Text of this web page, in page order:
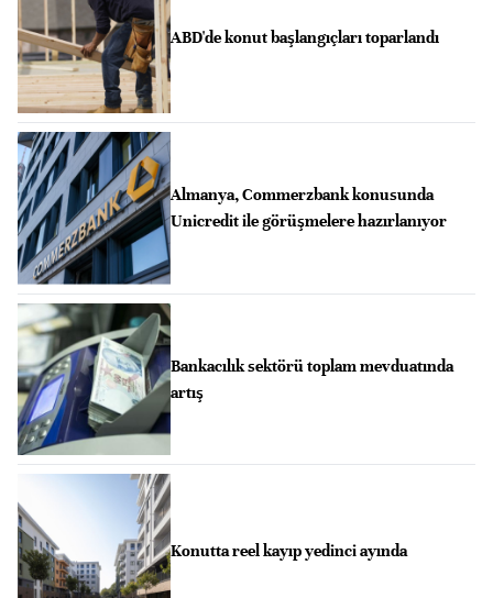
ABD'de konut başlangıçları toparlandı
Almanya, Commerzbank konusunda
Unicredit ile görüşmelere hazırlanıyor
Bankacılık sektörü toplam mevduatında
artış
Konutta reel kayıp yedinci ayında